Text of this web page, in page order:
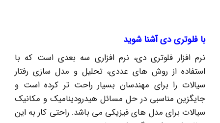
با فلوتری دی آشنا شوید
نرم افزار فلوتری دی، نرم افزاری سه بعدی است که با
استفاده از روش های عددی، تحلیل و مدل سازی رفتار
سیالات را برای مهندسان بسیار راحت تر کرده است و
جایگزین مناسبی در حل مسائل هیدرودینامیک و مکانیک
سیالات برای مدل های فیزیکی می باشد. راحتی کار به این